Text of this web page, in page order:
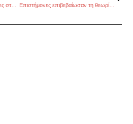
Ποιες είναι οι κορυφαίες δεξιότητες στο ψηφιακό μάρκετινγκ Επιστήμονες επιβεβαίωσαν τη θεωρία της σχετικότητας του Αϊνστάιν